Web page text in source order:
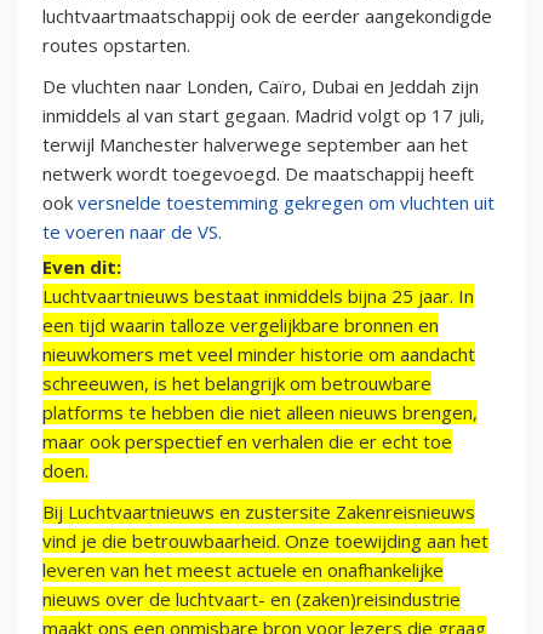
luchtvaartmaatschappij ook de eerder aangekondigde
routes opstarten.
De vluchten naar Londen, Caïro, Dubai en Jeddah zijn
inmiddels al van start gegaan. Madrid volgt op 17 juli,
terwijl Manchester halverwege september aan het
netwerk wordt toegevoegd. De maatschappij heeft
ook versnelde toestemming gekregen om vluchten uit
te voeren naar de VS.
Even dit:
Luchtvaartnieuws bestaat inmiddels bijna 25 jaar. In
een tijd waarin talloze vergelijkbare bronnen en
nieuwkomers met veel minder historie om aandacht
schreeuwen, is het belangrijk om betrouwbare
platforms te hebben die niet alleen nieuws brengen,
maar ook perspectief en verhalen die er echt toe
doen.
Bij Luchtvaartnieuws en zustersite Zakenreisnieuws
vind je die betrouwbaarheid. Onze toewijding aan het
leveren van het meest actuele en onafhankelijke
nieuws over de luchtvaart- en (zaken)reisindustrie
maakt ons een onmisbare bron voor lezers die graag